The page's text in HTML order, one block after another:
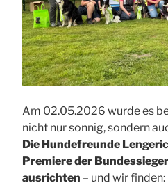
Am 02.05.2026 wurde es
nicht nur sonnig, sondern
Die Hundefreunde
Premiere der
ausrichten – und wir